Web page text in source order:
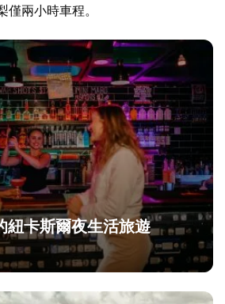
兩小時車程。
紐卡斯爾夜生活旅遊